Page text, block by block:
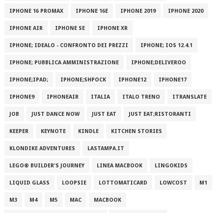
IPHONE 16 PROMAX IPHONE 16E IPHONE 2019 IPHONE 2020
IPHONE AIR IPHONE SE IPHONE XR
IPHONE; IDEALO - CONFRONTO DEI PREZZI IPHONE; IOS 12.4.1
IPHONE; PUBBLICA AMMINISTRAZIONE IPHONE;DELIVEROO
IPHONE;IPAD; IPHONE;SHPOCK IPHONE12 IPHONE17
IPHONE9 IPHONEAIR ITALIA ITALO TRENO ITRANSLATE
JOB JUST DANCE NOW JUST EAT JUST EAT;RISTORANTI
KEEPER KEYNOTE KINDLE KITCHEN STORIES
KLONDIKE ADVENTURES LASTAMPA.IT
LEGO® BUILDER'S JOURNEY LINEA MACBOOK LINGOKIDS
LIQUID GLASS LOOPSIE LOTTOMATICARD LOWCOST M1
M3 M4 M5 MAC MACBOOK